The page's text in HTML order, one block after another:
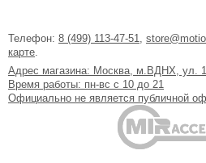
Телефон: 8 (499) 113-47-51,
карте.
Адрес магазина: Москва, м.ВДНХ, ул.
Время работы: пн-вс с 10 до 21
Официально не является публичной